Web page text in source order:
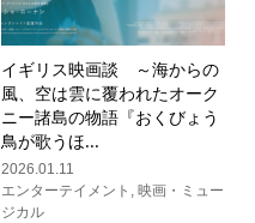
イギリス映画談 ～海からの
風、空は雲に覆われたオーク
ニー諸島の物語『おくびょう
鳥が歌うほ...
2026.01.11
エンターテイメント , 映画・ミュー
ジカル